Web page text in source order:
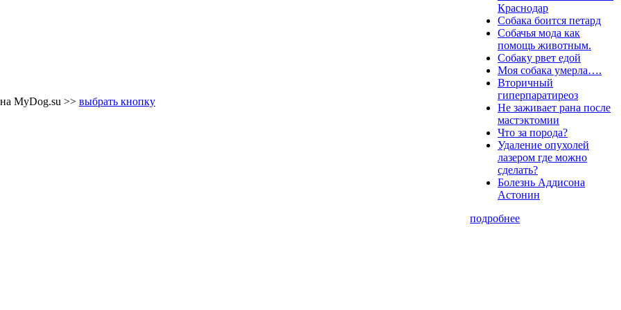
MyDog.su >> выбрать кнопку
Краснодар
Собака боится петард
Собачья мода как
помощь животным.
Собаку рвет едой
Моя собака умерла….
Вторичный
гиперпаратиреоз
Не заживает рана после
мастэктомии
Что за порода?
Удаление опухолей
лазером где можно
сделать?
Болезнь Аддисона
Астонин
подробнее